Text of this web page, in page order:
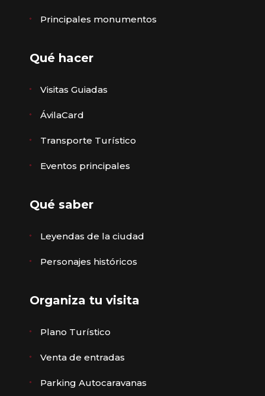
Principales monumentos
Qué hacer
Visitas Guiadas
ÁvilaCard
Transporte Turístico
Eventos principales
Qué saber
Leyendas de la ciudad
Personajes históricos
Organiza tu visita
Plano Turístico
Venta de entradas
Parking Autocaravanas